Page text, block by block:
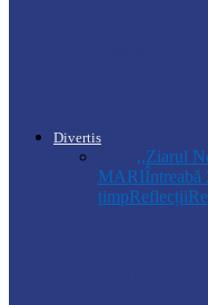
Divertis
,,Ziarul
MARIÎntreabă
timpReflecții